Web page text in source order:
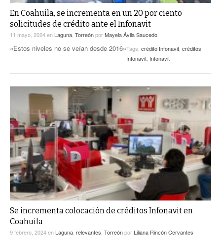
En Coahuila, se incrementa en un 20 por ciento
solicitudes de crédito ante el Infonavit
11 mayo, 2024en Laguna TorreónporMayela Ávila Saucedo
«Estos niveles no se veían desde 2016»Tags: crédito Infonavit créditos
Infonavit Infonavit
Se incrementa colocación de créditos Infonavit en
Coahuila
9 febrero, 2024en Laguna relevantes Torreónpor Liliana Rincón Cervantes